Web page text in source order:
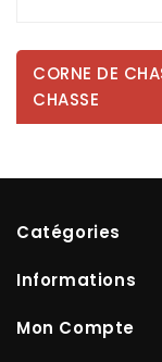
CORNE DE
CHASSE
Catégories
Informations
Mon Compte